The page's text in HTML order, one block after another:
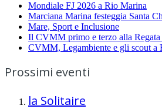
Mondiale FJ 2026 a Rio Marina
Marciana Marina festeggia Santa
Mare, Sport e Inclusione
Il CVMM primo e terzo alla Regata
CVMM, Legambiente e gli scout a
Prossimi eventi
la Solitaire